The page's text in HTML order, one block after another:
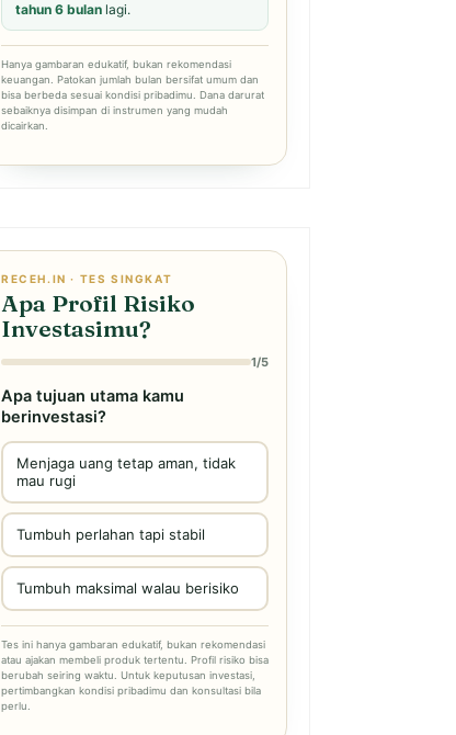
tahun 6 bulan lagi.
Hanya gambaran edukatif, bukan rekomendasi
keuangan. Patokan jumlah bulan bersifat umum dan
bisa berbeda sesuai kondisi pribadimu. Dana darurat
sebaiknya disimpan di instrumen yang mudah
dicairkan.
RECEH.IN · TES SINGKAT
Apa Profil Risiko
Investasimu?
1/5
Apa tujuan utama kamu
berinvestasi?
Menjaga uang tetap aman, tidak
mau rugi
Tumbuh perlahan tapi stabil
Tumbuh maksimal walau berisiko
Tes ini hanya gambaran edukatif, bukan rekomendasi
atau ajakan membeli produk tertentu. Profil risiko bisa
berubah seiring waktu. Untuk keputusan investasi,
pertimbangkan kondisi pribadimu dan konsultasi bila
perlu.